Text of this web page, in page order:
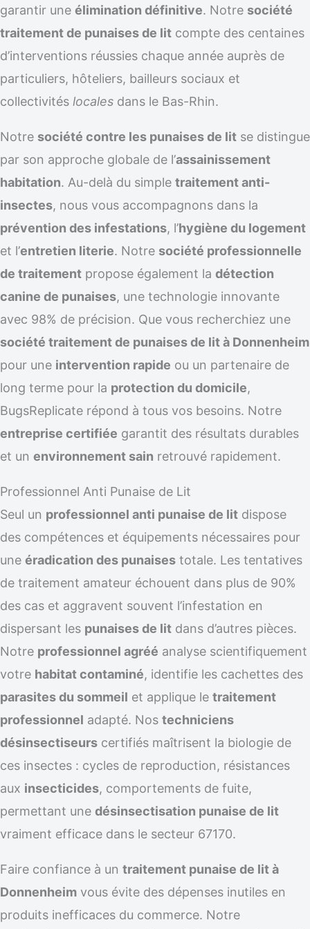
garantir une élimination définitive. Notre société
traitement de punaises de lit compte des centaines
d’interventions réussies chaque année auprès de
particuliers, hôteliers, bailleurs sociaux et
collectivités locales dans le Bas-Rhin.
Notre société contre les punaises de lit se distingue
par son approche globale de l’assainissement
habitation. Au-delà du simple traitement anti-
insectes, nous vous accompagnons dans la
prévention des infestations, l’hygiène du logement
et l’entretien literie. Notre société professionnelle
de traitement propose également la détection
canine de punaises, une technologie innovante
avec 98% de précision. Que vous recherchiez une
société traitement de punaises de lit à Donnenheim
pour une intervention rapide ou un partenaire de
long terme pour la protection du domicile,
BugsReplicate répond à tous vos besoins. Notre
entreprise certifiée garantit des résultats durables
et un environnement sain retrouvé rapidement.
Professionnel Anti Punaise de Lit
Seul un professionnel anti punaise de lit dispose
des compétences et équipements nécessaires pour
une éradication des punaises totale. Les tentatives
de traitement amateur échouent dans plus de 90%
des cas et aggravent souvent l’infestation en
dispersant les punaises de lit dans d’autres pièces.
Notre professionnel agréé analyse scientifiquement
votre habitat contaminé, identifie les cachettes des
parasites du sommeil et applique le traitement
professionnel adapté. Nos techniciens
désinsectiseurs certifiés maîtrisent la biologie de
ces insectes : cycles de reproduction, résistances
aux insecticides, comportements de fuite,
permettant une désinsectisation punaise de lit
vraiment efficace dans le secteur 67170.
Faire confiance à un traitement punaise de lit à
Donnenheim vous évite des dépenses inutiles en
produits inefficaces du commerce. Notre